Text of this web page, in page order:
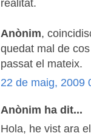
realitat.
Anònim,
quedat mal de
passat el mateix.
22 de maig, 2009
Anònim ha dit...
Hola, he vist ara